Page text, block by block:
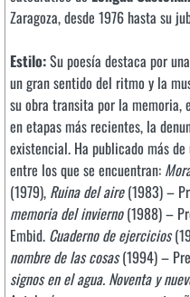
Zaragoza, desde 1976 hasta su
Estilo:Su poesía destaca por
un gran sentido del ritmo y la
su obra transita por la memoria,
en etapas más recientes, la
existencial. Ha publicado más
entre los que se encuentran:
(1979), Ruina del aire(1983) –
memoria del invierno(1988) –
Embid. Cuaderno de ejercicios
nombre de las cosas(1994) –
signos en el agua. Noventa y